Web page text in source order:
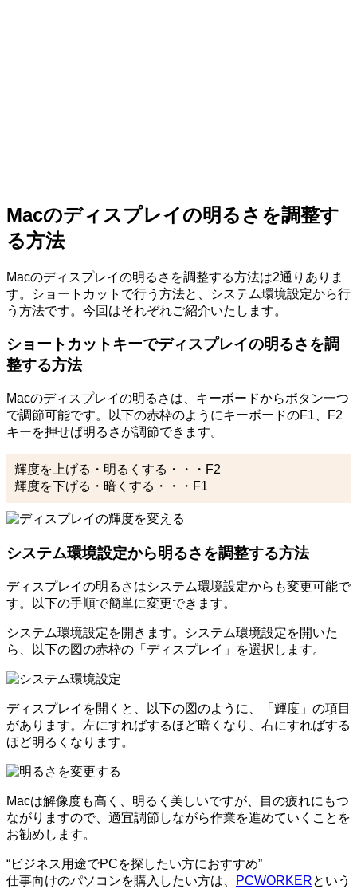
Macのディスプレイの明るさを調整す
る方法
Macのディスプレイの明るさを調整する方法は2通りありま
す。ショートカットで行う方法と、システム環境設定から行
う方法です。今回はそれぞれご紹介いたします。
ショートカットキーでディスプレイの明るさを調
整する方法
Macのディスプレイの明るさは、キーボードからボタン一つ
で調節可能です。以下の赤枠のようにキーボードのF1、F2
キーを押せば明るさが調節できます。
輝度を上げる・明るくする・・・F2
輝度を下げる・暗くする・・・F1
システム環境設定から明るさを調整する方法
ディスプレイの明るさはシステム環境設定からも変更可能で
す。以下の手順で簡単に変更できます。
システム環境設定を開きます。システム環境設定を開いた
ら、以下の図の赤枠の「ディスプレイ」を選択します。
ディスプレイを開くと、以下の図のように、「輝度」の項目
があります。左にすればするほど暗くなり、右にすればする
ほど明るくなります。
Macは解像度も高く、明るく美しいですが、目の疲れにもつ
ながりますので、適宜調節しながら作業を進めていくことを
お勧めします。
“ビジネス用途でPCを探したい方におすすめ”
仕事向けのパソコンを購入したい方は、
PCWORKERという